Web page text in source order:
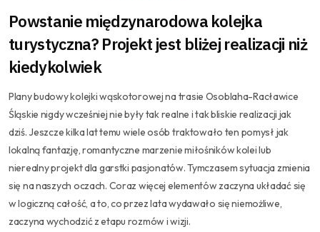
Powstanie międzynarodowa kolejka
turystyczna? Projekt jest bliżej realizacji niż
kiedykolwiek
Plany budowy kolejki wąskotorowej na trasie Osoblaha-Racławice
Śląskie nigdy wcześniej nie były tak realne i tak bliskie realizacji jak
dziś. Jeszcze kilka lat temu wiele osób traktowało ten pomysł jak
lokalną fantazję, romantyczne marzenie miłośników kolei lub
nierealny projekt dla garstki pasjonatów. Tymczasem sytuacja zmienia
się na naszych oczach. Coraz więcej elementów zaczyna układać się
w logiczną całość, a to, co przez lata wydawało się niemożliwe,
zaczyna wychodzić z etapu rozmów i wizji.